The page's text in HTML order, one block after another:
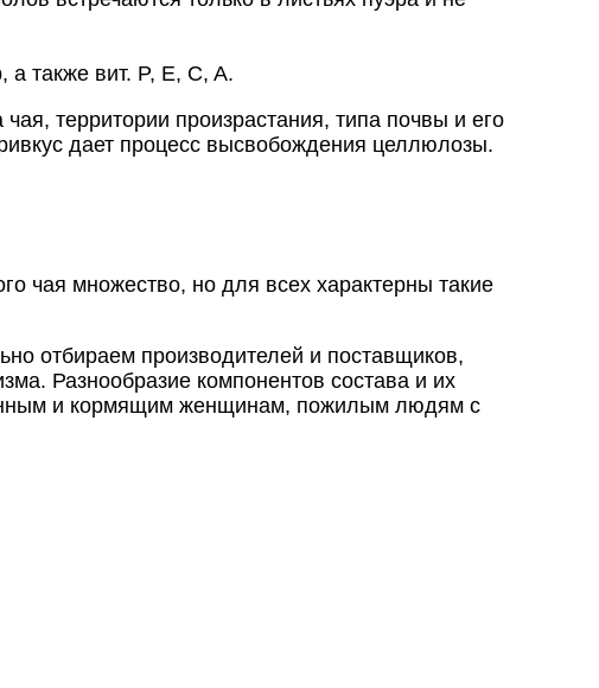
также вит. P, E, C, A.
территории произрастания, типа почвы и его
дает процесс высвобождения целлюлозы.
чая множество, но для всех характерны такие
отбираем производителей и поставщиков,
Разнообразие компонентов состава и их
и кормящим женщинам, пожилым людям с